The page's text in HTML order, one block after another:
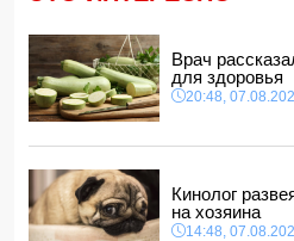
дипломатами
14:00, 07.08.2026
Прогноз погоды в
12:48, 07.08.2026
В Азербайджане ищут
12:40, 07.08.2026
Врач
для здоровья
20:48,
Кинолог
на хозяина
14:48,